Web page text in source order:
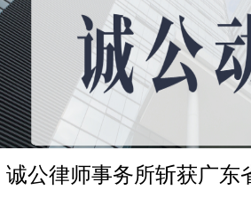
诚公律师事务所斩获广东